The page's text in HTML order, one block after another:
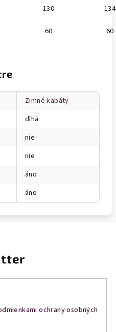
130 134
60 60
Zimné kabáty
dlhá
nie
nie
áno
áno
ochrany osobných